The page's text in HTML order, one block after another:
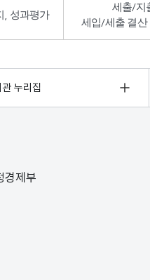
, 성과평가
세출/지
세입/세출 결산
누리집
경제부